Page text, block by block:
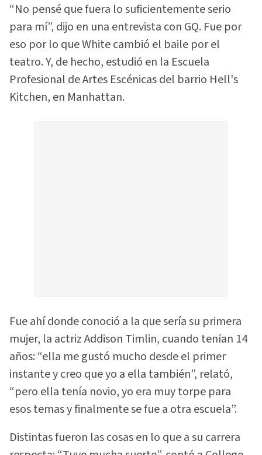
“No pensé que fuera lo suficientemente serio
para mí”, dijo en una entrevista con GQ. Fue por
eso por lo que White cambió el baile por el
teatro. Y, de hecho, estudió en la Escuela
Profesional de Artes Escénicas del barrio Hell's
Kitchen, en Manhattan.
Fue ahí donde conoció a la que sería su primera
mujer, la actriz Addison Timlin, cuando tenían 14
años: “ella me gustó mucho desde el primer
instante y creo que yo a ella también”, relató,
“pero ella tenía novio, yo era muy torpe para
esos temas y finalmente se fue a otra escuela”.
Distintas fueron las cosas en lo que a su carrera